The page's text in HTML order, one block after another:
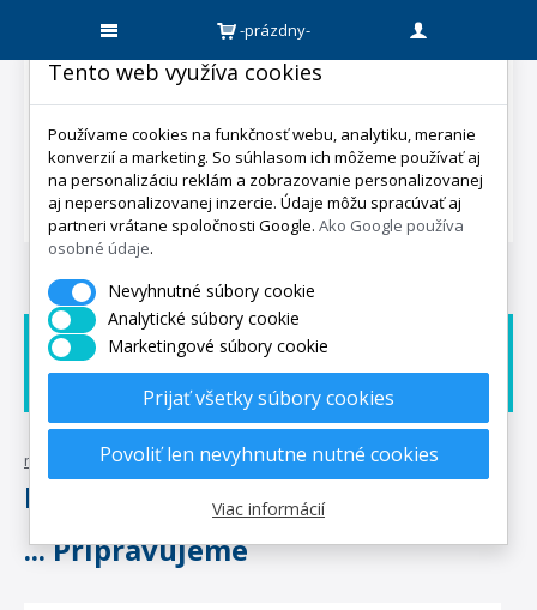
-prázdny-
Doprava zadarmo
Dárek zadarmo
Expedicia do 5 dní
mpo-matrace.sk • posteľné textílie•kuchyňa •prostírky
Prostírky
... Připravujeme
Tento web využíva cookies
Používame cookies na funkčnosť webu, analytiku, meranie
konverzií a marketing. So súhlasom ich môžeme používať aj
na personalizáciu reklám a zobrazovanie personalizovanej
aj nepersonalizovanej inzercie. Údaje môžu spracúvať aj
partneri vrátane spoločnosti Google. Ako Google používa
osobné údaje.
Nevyhnutné súbory cookie
Analytické súbory cookie
Marketingové súbory cookie
Prijať všetky súbory cookies
Povoliť len nevyhnutne nutné cookies
Viac informácií